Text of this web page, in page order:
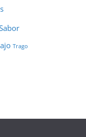
Trago